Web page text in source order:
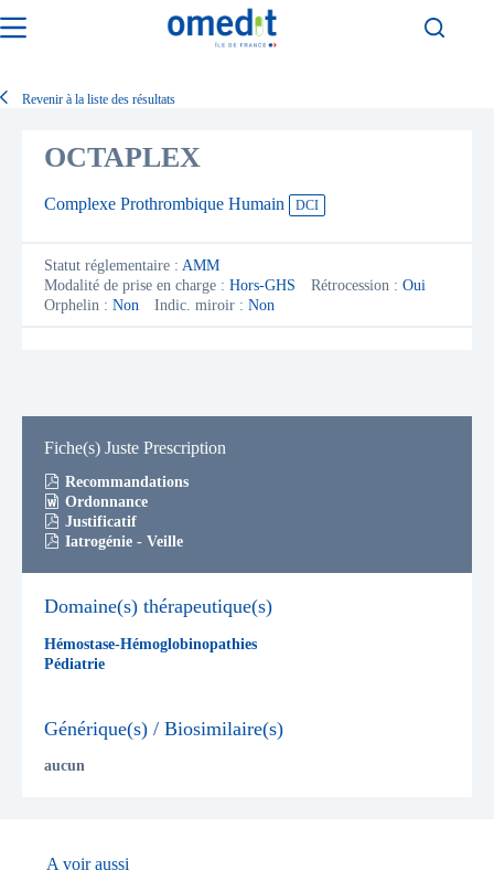
au
Revenir à la liste des résultats
OCTAPLEX
Complexe Prothrombique Humain DCI
Statut réglementaire : AMM
Modalité de prise en charge : Hors-GHS Rétrocession : Oui
Orphelin : Non Indic. miroir : Non
Fiche(s) Juste Prescription
Recommandations
Ordonnance
Justificatif
Iatrogénie - Veille
Domaine(s) thérapeutique(s)
Hémostase-Hémoglobinopathies
Pédiatrie
Générique(s) / Biosimilaire(s)
aucun
A voir aussi